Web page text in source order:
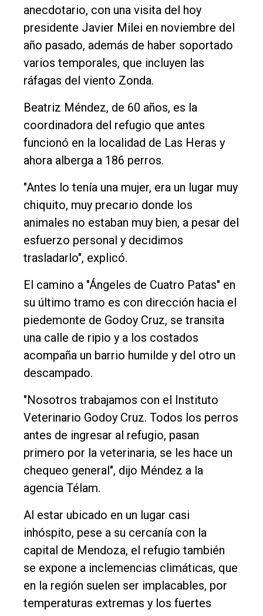
Edición
Empresa
Nosotros
Contacto
anecdotario, con una visita del hoy
presidente Javier Milei en noviembre del
año pasado, además de haber soportado
varios temporales, que incluyen las
ráfagas del viento Zonda.
Beatriz Méndez, de 60 años, es la
coordinadora del refugio que antes
funcionó en la localidad de Las Heras y
ahora alberga a 186 perros.
"Antes lo tenía una mujer, era un lugar muy
chiquito, muy precario donde los
animales no estaban muy bien, a pesar del
esfuerzo personal y decidimos
trasladarlo", explicó.
El camino a "Ángeles de Cuatro Patas" en
su último tramo es con dirección hacia el
piedemonte de Godoy Cruz, se transita
una calle de ripio y a los costados
acompaña un barrio humilde y del otro un
descampado.
"Nosotros trabajamos con el Instituto
Veterinario Godoy Cruz. Todos los perros
antes de ingresar al refugio, pasan
primero por la veterinaria, se les hace un
chequeo general", dijo Méndez a la
agencia Télam.
Al estar ubicado en un lugar casi
inhóspito, pese a su cercanía con la
capital de Mendoza, el refugio también
se expone a inclemencias climáticas, que
en la región suelen ser implacables, por
temperaturas extremas y los fuertes